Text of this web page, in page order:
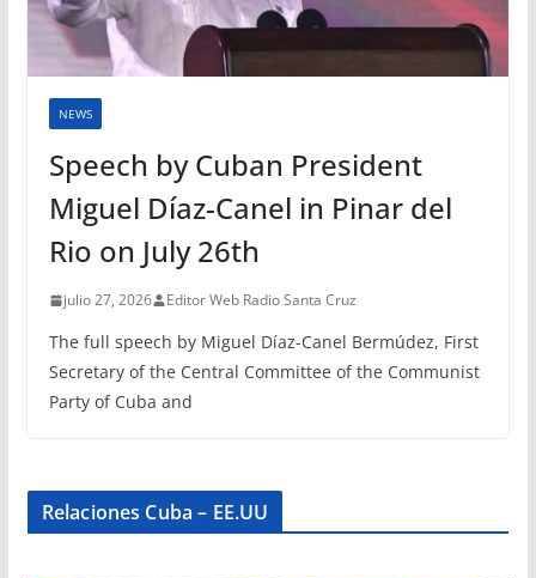
NEWS
Speech by Cuban President
Miguel Díaz-Canel in Pinar del
Rio on July 26th
julio 27, 2026 Editor Web Radio Santa Cruz
The full speech by Miguel Díaz-Canel Bermúdez, First
Secretary of the Central Committee of the Communist
Party of Cuba and
Relaciones Cuba – EE.UU